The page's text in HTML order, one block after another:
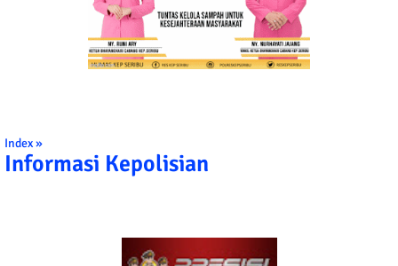
Index »
Informasi Kepolisian